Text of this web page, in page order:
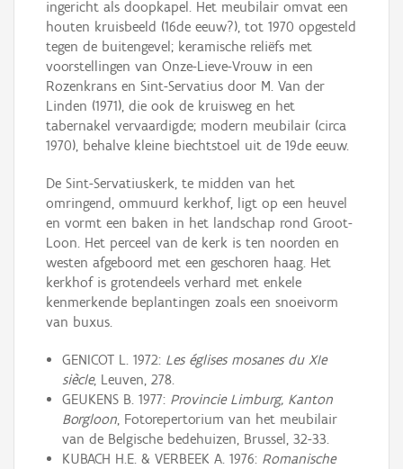
ingericht als doopkapel. Het meubilair omvat een
houten kruisbeeld (16de eeuw?), tot 1970 opgesteld
tegen de buitengevel; keramische reliëfs met
voorstellingen van Onze-Lieve-Vrouw in een
Rozenkrans en Sint-Servatius door M. Van der
Linden (1971), die ook de kruisweg en het
tabernakel vervaardigde; modern meubilair (circa
1970), behalve kleine biechtstoel uit de 19de eeuw.
De Sint-Servatiuskerk, te midden van het
omringend, ommuurd kerkhof, ligt op een heuvel
en vormt een baken in het landschap rond Groot-
Loon. Het perceel van de kerk is ten noorden en
westen afgeboord met een geschoren haag. Het
kerkhof is grotendeels verhard met enkele
kenmerkende beplantingen zoals een snoeivorm
van buxus.
GENICOT L. 1972: Les églises mosanes du XIe
siècle, Leuven, 278.
GEUKENS B. 1977: Provincie Limburg, Kanton
Borgloon, Fotorepertorium van het meubilair
van de Belgische bedehuizen, Brussel, 32-33.
KUBACH H.E. & VERBEEK A. 1976: Romanische